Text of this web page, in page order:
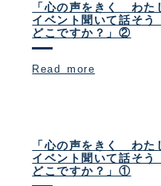
「心の声をきく わた
イベント聞いて話そう
どこですか？」②
Read more
「心の声をきく わた
イベント聞いて話そう
どこですか？」①